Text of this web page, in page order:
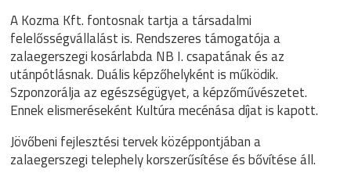
A Kozma Kft. fontosnak tartja a társadalmi
felelősségvállalást is. Rendszeres támogatója a
zalaegerszegi kosárlabda NB I. csapatának és az
utánpótlásnak. Duális képzőhelyként is működik.
Szponzorálja az egészségügyet, a képzőművészetet.
Ennek elismeréseként Kultúra mecénása díjat is kapott.
Jövőbeni fejlesztési tervek középpontjában a
zalaegerszegi telephely korszerűsítése és bővítése áll.